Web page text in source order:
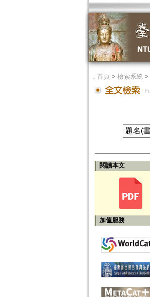
． 首頁> 檢索系統>
閱讀本文
加值服務